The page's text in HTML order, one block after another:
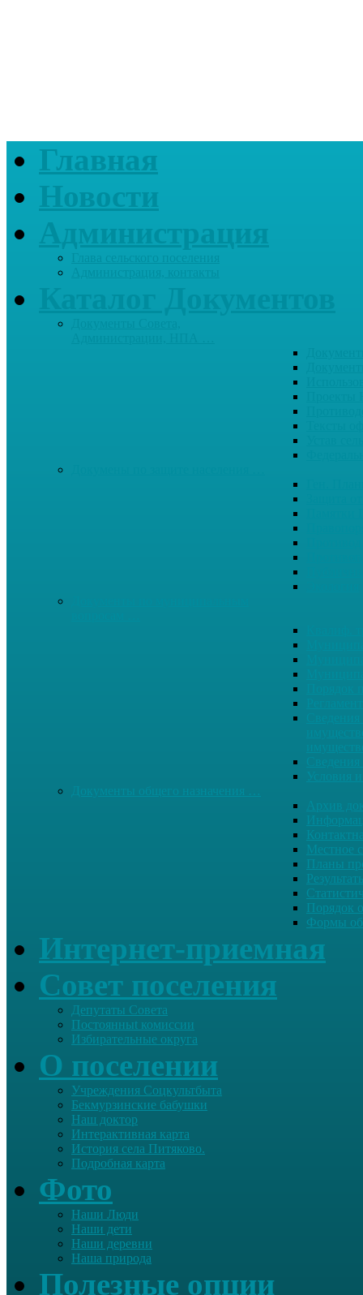
Главная
Новости
Администрация
Архив
Местное
Планы
Порядок
Формы
Интернет-приемная
Совет поселения
Депутаты Совета
Постоянныt комиссии
Избирательные округа
О поселении
Учреждения Соцкультбыта
Бекмурзинские бабушки
Наш доктор
Интерактивная карта
История села Питяково.
Подробная карта
Фото
Наши Люди
Наши дети
Наши деревни
Наша природа
Полезные опции